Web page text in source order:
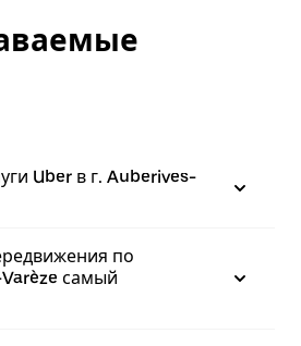
Uber в г. Auberives-
по
самый